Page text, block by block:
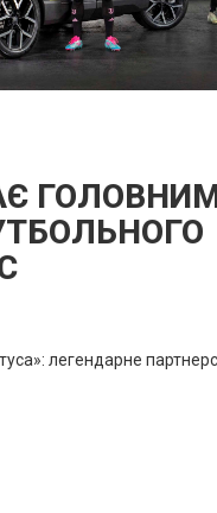
легендарне